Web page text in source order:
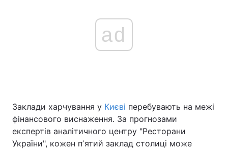
Головна Війна
Україна Політика
ad
Заклади харчування у Києві перебувають на межі
фінансового виснаження. За прогнозами
експертів аналітичного центру "Ресторани
України", кожен пʼятий заклад столиці може